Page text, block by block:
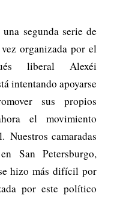
segunda serie de
organizada por el
liberal Alexéi
intentando apoyarse
sus propios
el movimiento
Nuestros camaradas
San Petersburgo,
hizo más difícil por
por este político